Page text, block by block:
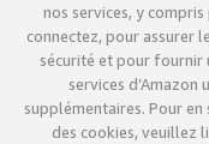
nos services, y
connectez, pour assurer
sécurité et pour fournir
services
supplémentaires. Pour
des cookies, veuillez